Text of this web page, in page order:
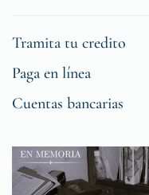
Tramita tu credito
Paga en línea
Cuentas bancarias